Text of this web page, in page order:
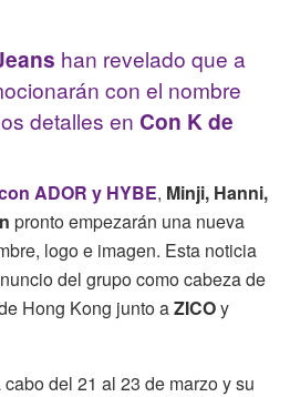
han revelado que a
con el nombre
detalles en Con K de
ADOR y HYBE, Minji, Hanni,
pronto empezarán una nueva
logo e imagen. Esta noticia
del grupo como cabeza de
Hong Kong junto aZICOy
del 21 al 23 de marzo y su